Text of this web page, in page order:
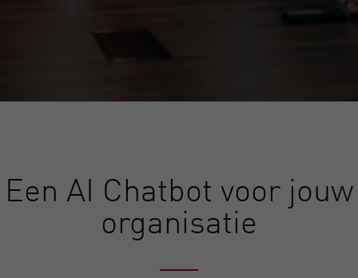
Een AI Chatbot voor jouw
organisatie